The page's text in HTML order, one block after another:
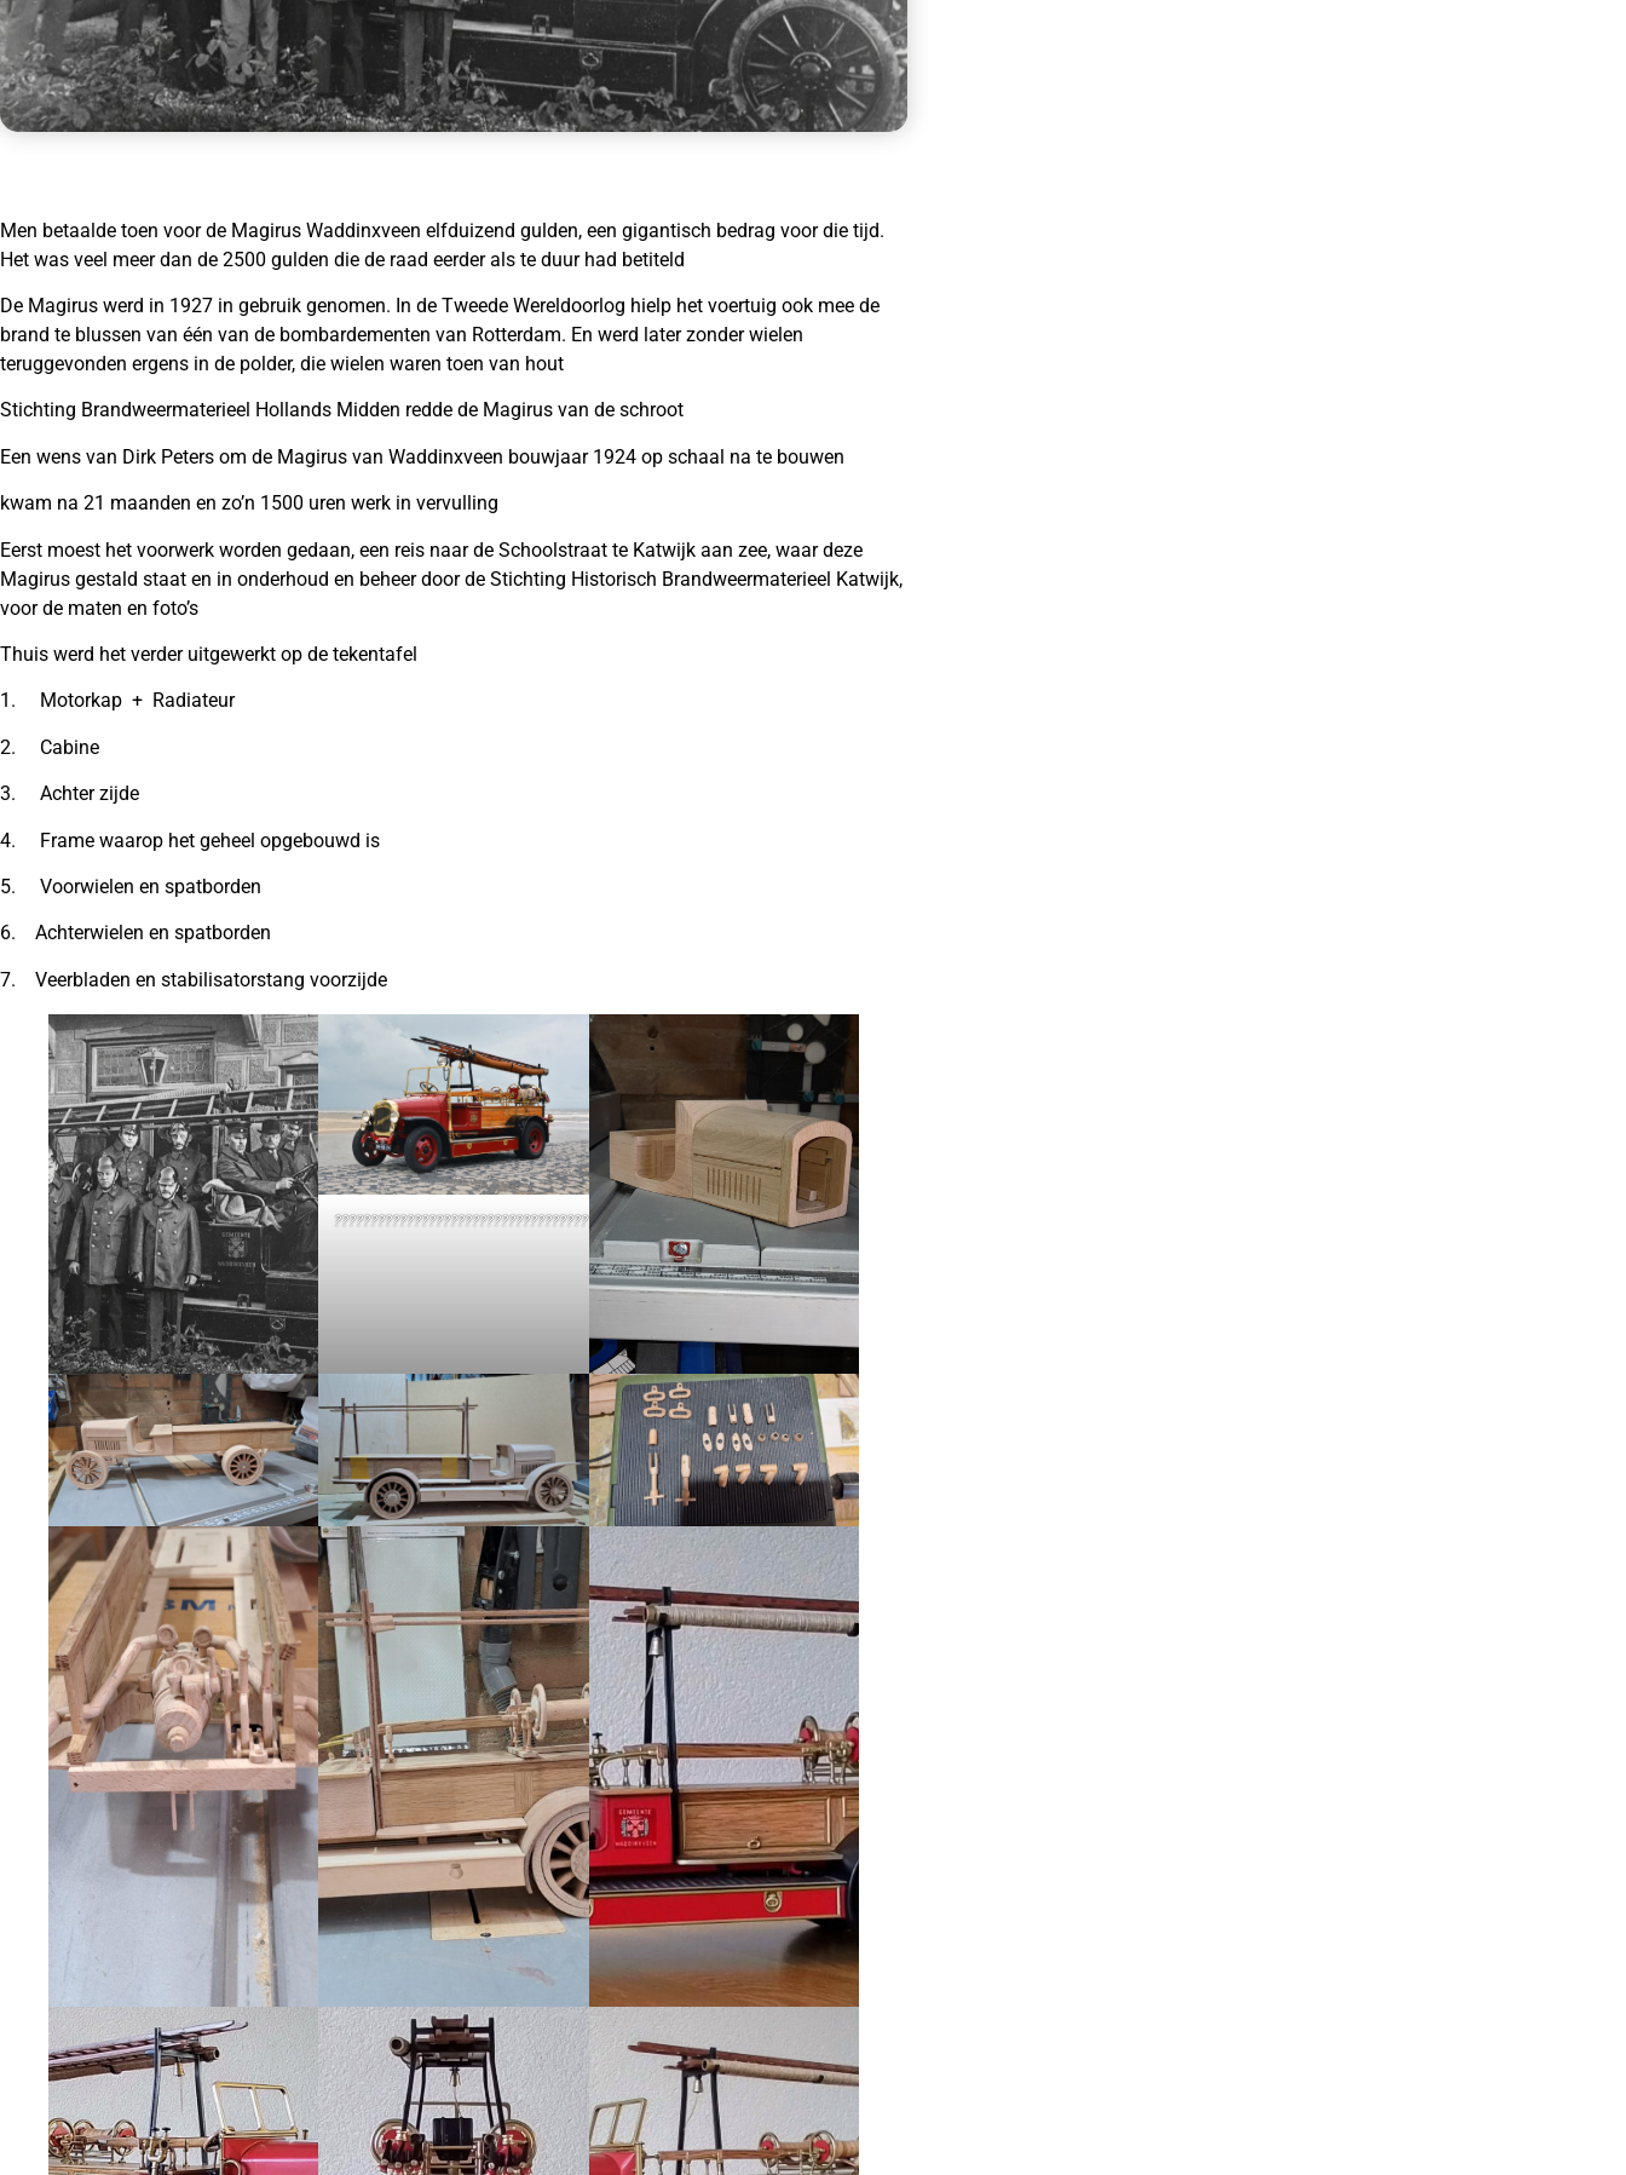
Men betaalde toen voor de Magirus Waddinxveen elfduizend gulden, een gigantisch bedrag voor die tijd.
Het was veel meer dan de 2500 gulden die de raad eerder als te duur had betiteld
De Magirus werd in 1927 in gebruik genomen. In de Tweede Wereldoorlog hielp het voertuig ook mee de
brand te blussen van één van de bombardementen van Rotterdam. En werd later zonder wielen
teruggevonden ergens in de polder, die wielen waren toen van hout
Stichting Brandweermaterieel Hollands Midden redde de Magirus van de schroot
Een wens van Dirk Peters om de Magirus van Waddinxveen bouwjaar 1924 op schaal na te bouwen
kwam na 21 maanden en zo’n 1500 uren werk in vervulling
Eerst moest het voorwerk worden gedaan, een reis naar de Schoolstraat te Katwijk aan zee, waar deze
Magirus gestald staat en in onderhoud en beheer door de Stichting Historisch Brandweermaterieel Katwijk,
voor de maten en foto’s
Thuis werd het verder uitgewerkt op de tekentafel
1. Motorkap + Radiateur
2. Cabine
3. Achter zijde
4. Frame waarop het geheel opgebouwd is
5. Voorwielen en spatborden
6. Achterwielen en spatborden
7. Veerbladen en stabilisatorstang voorzijde
????????????????????????????????????